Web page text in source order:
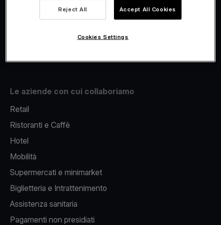
Fiscalizzazione
Le aziende con cui collaboriamo
Retail
Ristoranti e Caffè
Hotel
Mobilità
Supermercati e minimarket
Biglietteria e Intrattenimento
Assistenza sanitaria
Pagamenti non presidiati
Reject All Accept All Cookies
Cookies Settings